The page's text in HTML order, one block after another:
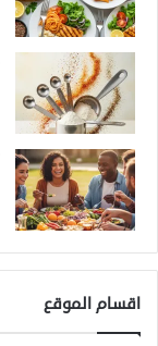
اقسام الموقع